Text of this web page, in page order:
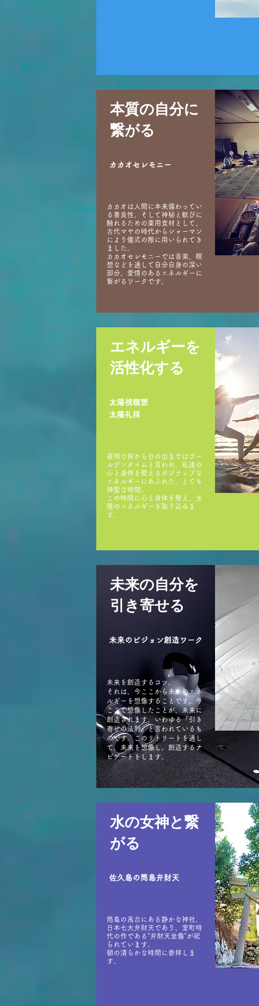
本質の自分に
繋がる
カカオセレモニー
カカオは人間に本来備わってい
る善良性、そして神秘と歓びに
触れるための薬用食材として、
古代マヤの時代からシャーマン
により儀式の際に用いられてき
ました。
カカオセレモニーでは音楽、瞑
想などを通して自分自身の深い
部分、愛情のあるエネルギーに
繋がるワークです。
エネルギーを
活性化する
太陽視瞑想
太陽礼拝
夜明け前から日の出まではゴー
ルデンタイムと言われ、私達の
心と身体を整えるポジティブな
エネルギーにあふれた、とても
神聖な時間。
この時間に心と身体を整え、太
陽のエネルギーを取り込みま
す。
未来の自分を
引き寄せる
未来のビジョン創造ワーク
未来を創造するコツ。
それは、今ここから未来のエネ
ルギーを想像することです。 今
ここで想像したことが、未来に
創造されます。 いわゆる『引き
寄せの法則』と言われているも
のです。 このリトリートを通し
て、未来を想像し、創造するナ
ビゲートをします。
水の女神と繋
がる
佐久島の筒島弁財天
筒島の高台にある静かな神社。
日本七大弁財天であり、室町時
代の作である"弁財天坐像"が祀
られています。
​朝の清らかな時間に参拝しま
す。